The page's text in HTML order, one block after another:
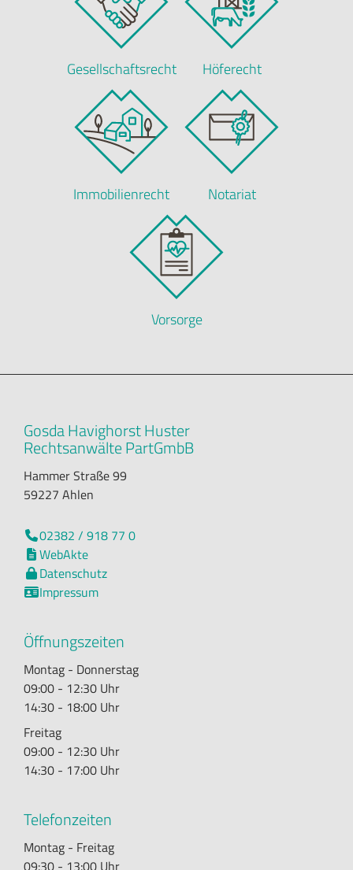
Gesellschaftsrecht Höferecht
Immobilienrecht Notariat
Vorsorge
Gosda Havighorst Huster
Rechtsanwälte PartGmbB
Hammer Straße 99
59227 Ahlen
02382 / 918 77 0
 WebAkte
 Datenschutz
Impressum
Öffnungszeiten
Montag - Donnerstag
09:00 - 12:30 Uhr
14:30 - 18:00 Uhr
Freitag
09:00 - 12:30 Uhr
14:30 - 17:00 Uhr
Telefonzeiten
Montag - Freitag
09:30 - 13:00 Uhr